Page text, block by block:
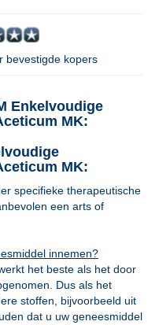
bevestigde kopers
Enkelvoudige
MK:
MK:
specifieke therapeutische
een arts of
innemen?
het beste als het door
Dus als het
stoffen, bijvoorbeeld uit
dat u uw geneesmiddel